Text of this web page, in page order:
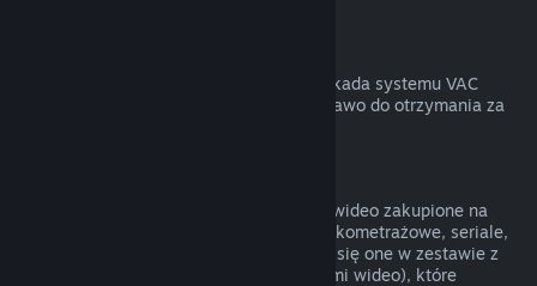
Jeśli na twoje konto została nałożona blokada systemu VAC
(Valve Anti-Cheat) na daną grę, tracisz prawo do otrzymania za
Nie możemy zwracać pieniędzy za treści wideo zakupione na
Steam (na przykład filmy pełno- oraz krótkometrażowe, seriale,
odcinki czy poradniki), chyba że znajdują się one w zestawie z
innymi treściami (niebędącymi materiałami wideo), które